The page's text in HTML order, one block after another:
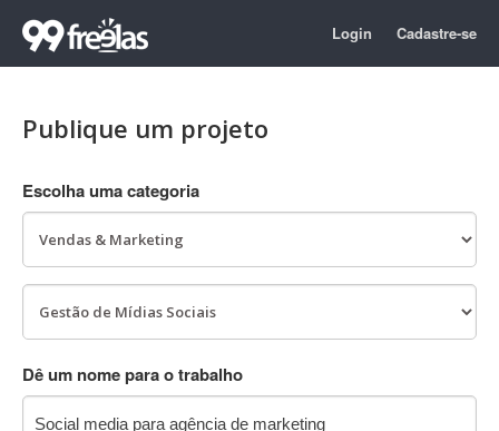
Login Cadastre-se
Publique um projeto
Escolha uma categoria
Dê um nome para o trabalho